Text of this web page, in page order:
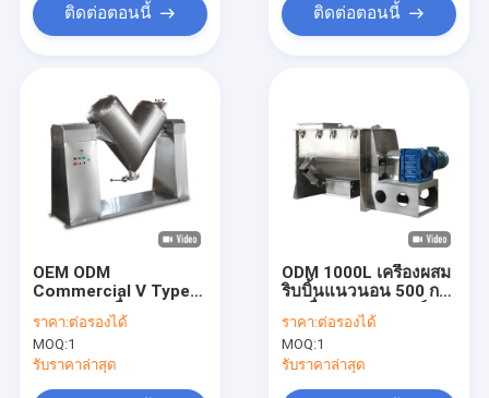
ติดต่อตอนนี้ ติดต่อตอนนี้
OEM ODM
Commercial V Type
Blender เครื่องผสมผง
ยาสำหรับกุ้ง
ราคา:ต่อรองได้
MOQ:1
รับราคาล่าสุด
ODM 1000L เครื่องผสม
ริบบิ้นแนวนอน 500 กก.
/ เครื่องปรุงรสแบทช์
ราคา:ต่อรองได้
MOQ:1
รับราคาล่าสุด